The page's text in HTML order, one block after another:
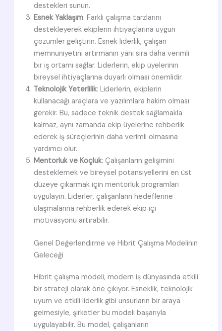
destekleri sunun.
Esnek Yaklaşım: Farklı çalışma tarzlarını
destekleyerek ekiplerin ihtiyaçlarına uygun
çözümler geliştirin. Esnek liderlik, çalışan
memnuniyetini artırmanın yanı sıra daha verimli
bir iş ortamı sağlar. Liderlerin, ekip üyelerinin
bireysel ihtiyaçlarına duyarlı olması önemlidir.
Teknolojik Yeterlilik: Liderlerin, ekiplerin
kullanacağı araçlara ve yazılımlara hakim olması
gerekir. Bu, sadece teknik destek sağlamakla
kalmaz, aynı zamanda ekip üyelerine rehberlik
ederek iş süreçlerinin daha verimli olmasına
yardımcı olur.
Mentorluk ve Koçluk: Çalışanların gelişimini
desteklemek ve bireysel potansiyellerini en üst
düzeye çıkarmak için mentorluk programları
uygulayın. Liderler, çalışanların hedeflerine
ulaşmalarına rehberlik ederek ekip içi
motivasyonu artırabilir.
Genel Değerlendirme ve Hibrit Çalışma Modelinin
Geleceği
Hibrit çalışma modeli, modern iş dünyasında etkili
bir strateji olarak öne çıkıyor. Esneklik, teknolojik
uyum ve etkili liderlik gibi unsurların bir araya
gelmesiyle, şirketler bu modeli başarıyla
uygulayabilir. Bu model, çalışanların